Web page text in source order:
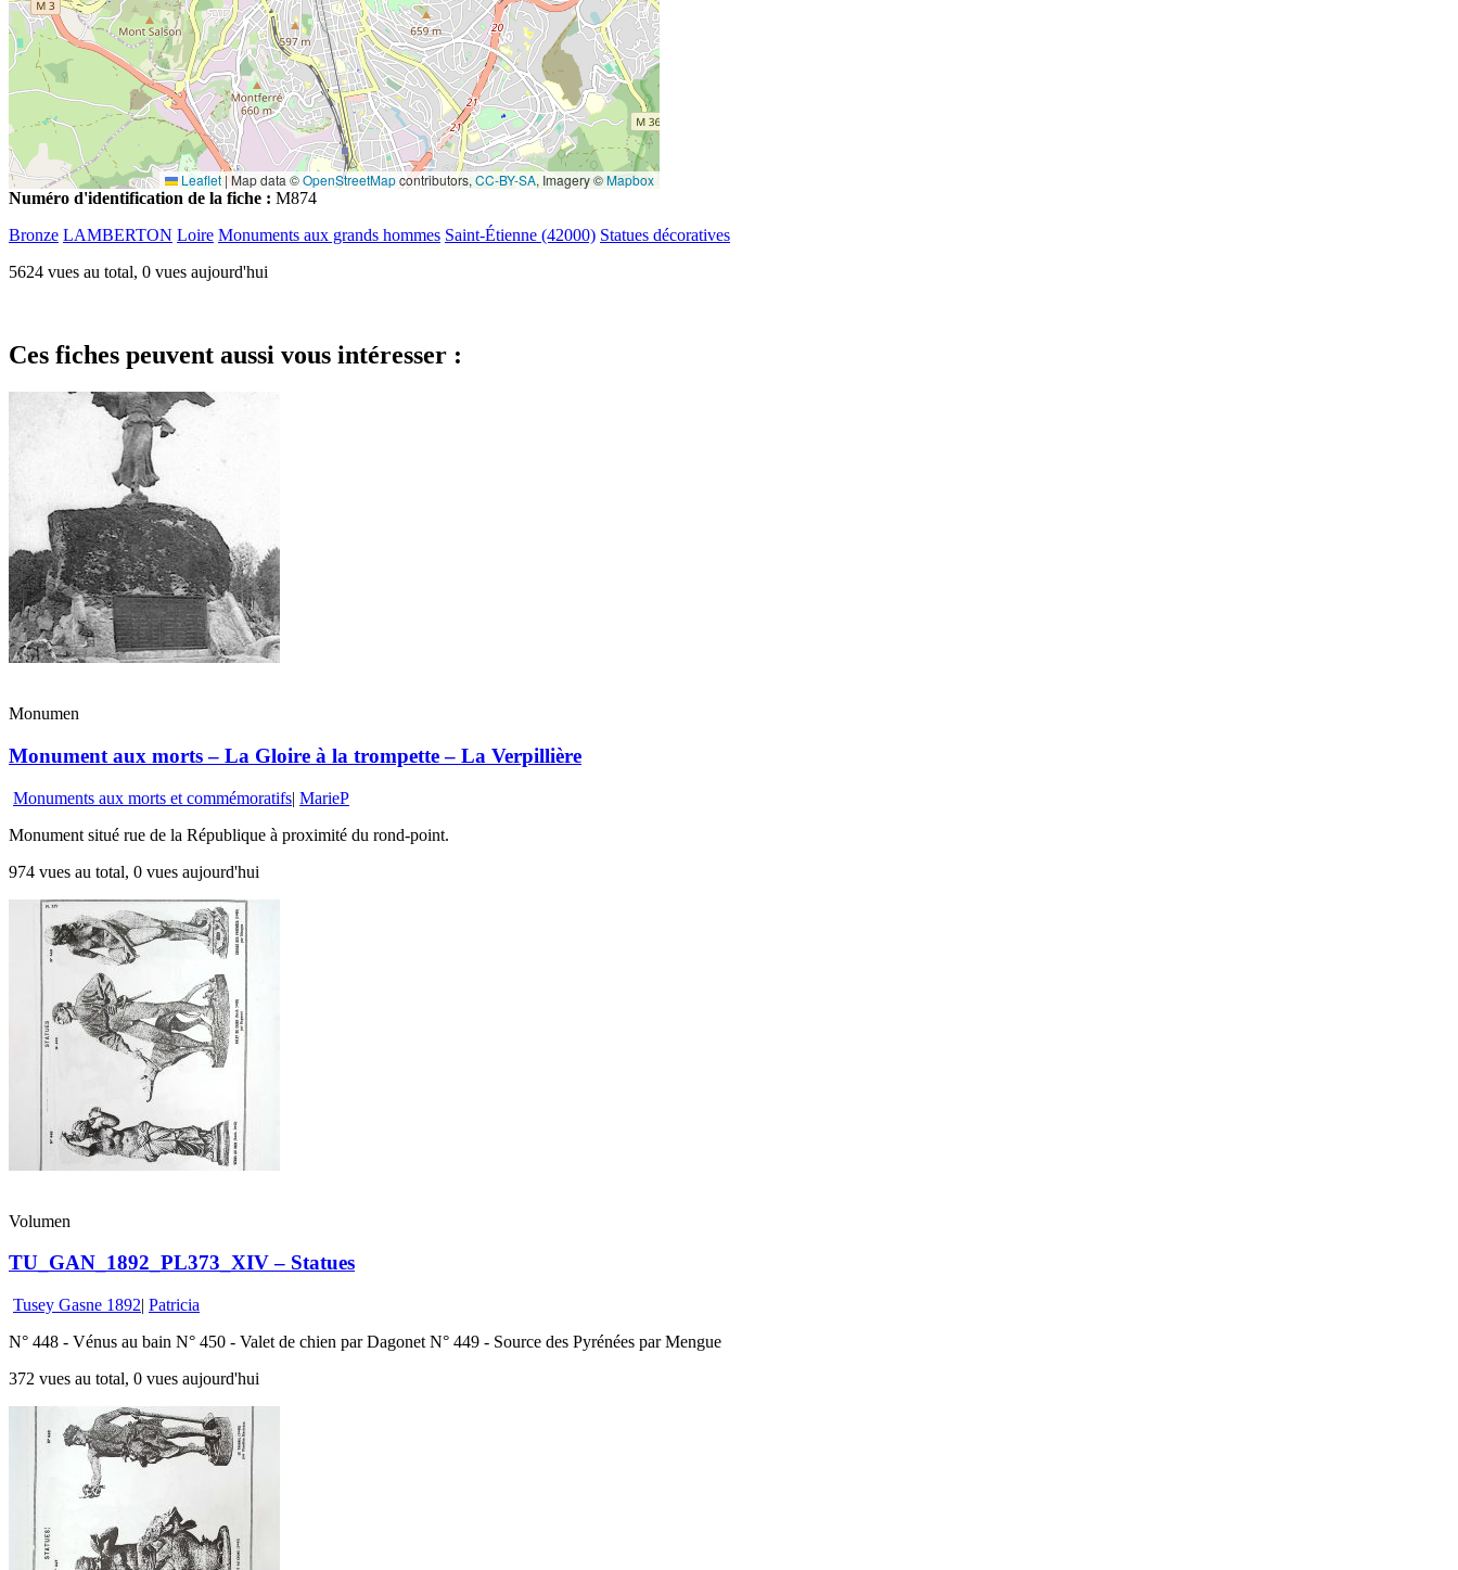
Leaflet | Map data ©OpenStreetMapcontributors,CC-BY-SA, Imagery ©Mapbox
Numéro d'identification de la fiche : M874
Bronze LAMBERTON Loire Monuments aux grands hommes Saint-Étienne (42000) Statues décoratives
5624 vues au total, 0 vues aujourd'hui
Ces fiches peuvent aussi vous intéresser :
Monumen
Monument aux morts – La Gloire à la trompette – La Verpillière
Monuments aux morts et commémoratifs| MarieP
Monument situé rue de la République à proximité du rond-point.
974 vues au total, 0 vues aujourd'hui
Volumen
TU_GAN_1892_PL373_XIV – Statues
Tusey Gasne 1892| Patricia
N° 448 - Vénus au bain N° 450 - Valet de chien par Dagonet N° 449 - Source des Pyrénées par Mengue
372 vues au total, 0 vues aujourd'hui